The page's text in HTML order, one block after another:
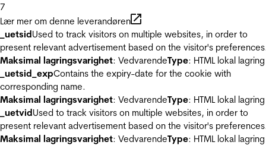
7
Lær mer om denne leverandøren
_uetsidUsed to track visitors on multiple websites, in order to
present relevant advertisement based on the visitor's
Maksimal lagringsvarighet: VedvarendeType: HTML lokal lagring
_uetsid_expContains the expiry-date for the cookie with
corresponding name.
Maksimal lagringsvarighet: VedvarendeType: HTML lokal lagring
_uetvidUsed to track visitors on multiple websites, in order to
present relevant advertisement based on the visitor's
Maksimal lagringsvarighet: VedvarendeType: HTML lokal lagring